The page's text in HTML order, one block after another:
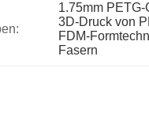
1.75mm PETG-
3D-Druck von
FDM-
Fasern